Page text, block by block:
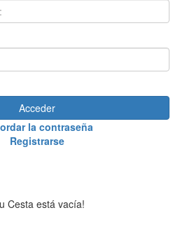
Acceder
la contraseña
Registrarse
Cesta está vacía!